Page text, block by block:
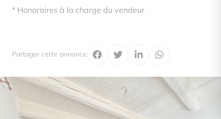
* Honoraires à la charge du vendeur
Partager cette annonce